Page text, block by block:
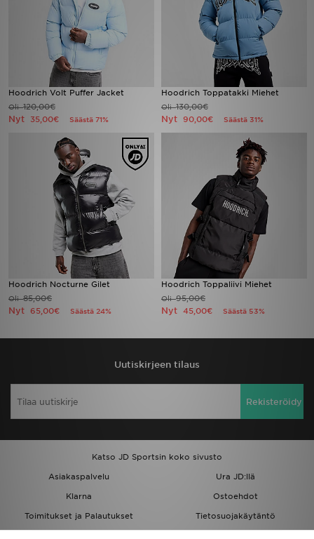
Hoodrich Volt Puffer Jacket
Oli120,00€
Nyt 35,00€ Säästä 71%
Hoodrich Toppatakki Miehet
Oli130,00€
Nyt 90,00€ Säästä 31%
Hoodrich Nocturne Gilet
Oli85,00€
Nyt 65,00€ Säästä 24%
Hoodrich Toppaliivi Miehet
Oli95,00€
Nyt 45,00€ Säästä 53%
Uutiskirjeen tilaus
Rekisteröidy
Katso JD Sportsin koko sivusto
Asiakaspalvelu
Ura JD:llä
Klarna
Ostoehdot
Toimitukset ja Palautukset
Tietosuojakäytäntö
Minun JD
Minun viestini
Asiakaspalvelu ja tietoa